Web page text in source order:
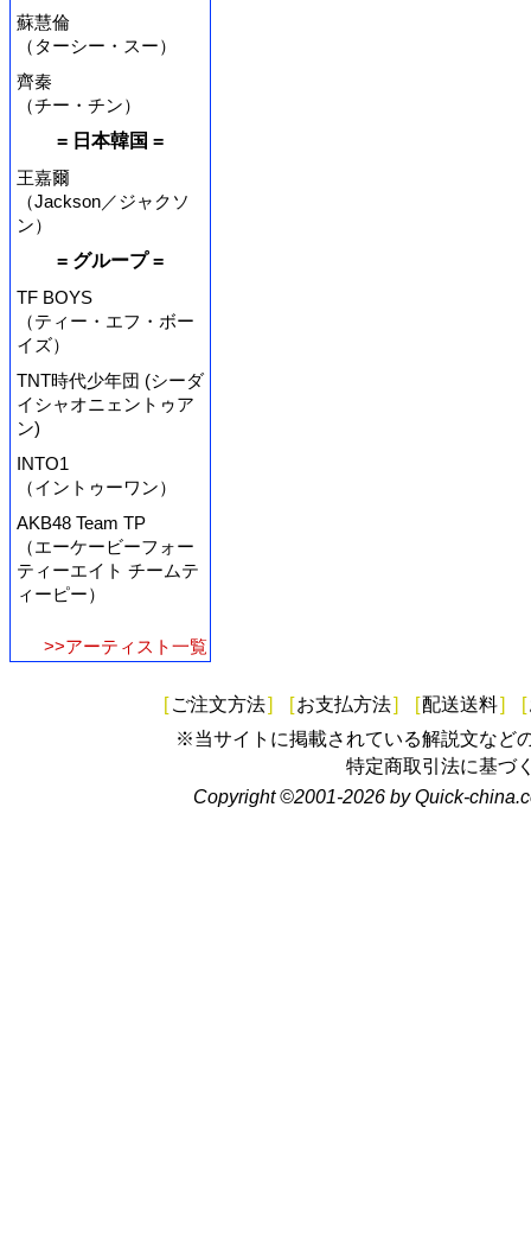
蘇慧倫
（ターシー・スー）
齊秦
（チー・チン）
= 日本韓国 =
王嘉爾
（Jackson／ジャクソ
ン）
= グループ =
TF BOYS
（ティー・エフ・ボー
イズ）
TNT時代少年団 (シーダ
イシャオニェントゥア
ン)
INTO1
（イントゥーワン）
AKB48 Team TP
（エーケービーフォー
ティーエイト チームテ
ィーピー）
>>アーティスト一覧
[ ご注文方法] [お支払方法] [配送送料] [
※当サイトに掲載されている解説文など
特定商取引法に基づ
Copyright ©2001-2026 by Quick-